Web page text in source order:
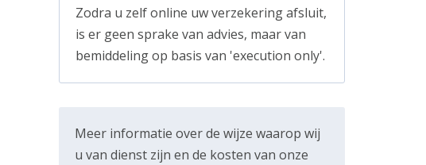
Zodra u zelf online uw verzekering afsluit,
is er geen sprake van advies, maar van
bemiddeling op basis van 'execution only'.
Meer informatie over de wijze waarop wij
u van dienst zijn en de kosten van onze